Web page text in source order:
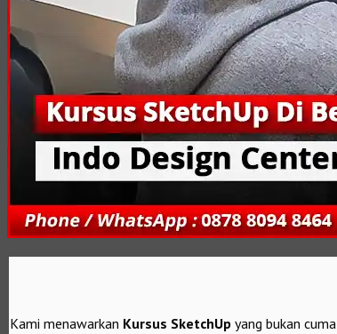
Kami menawarkan Kursus SketchUp yang bukan cuma